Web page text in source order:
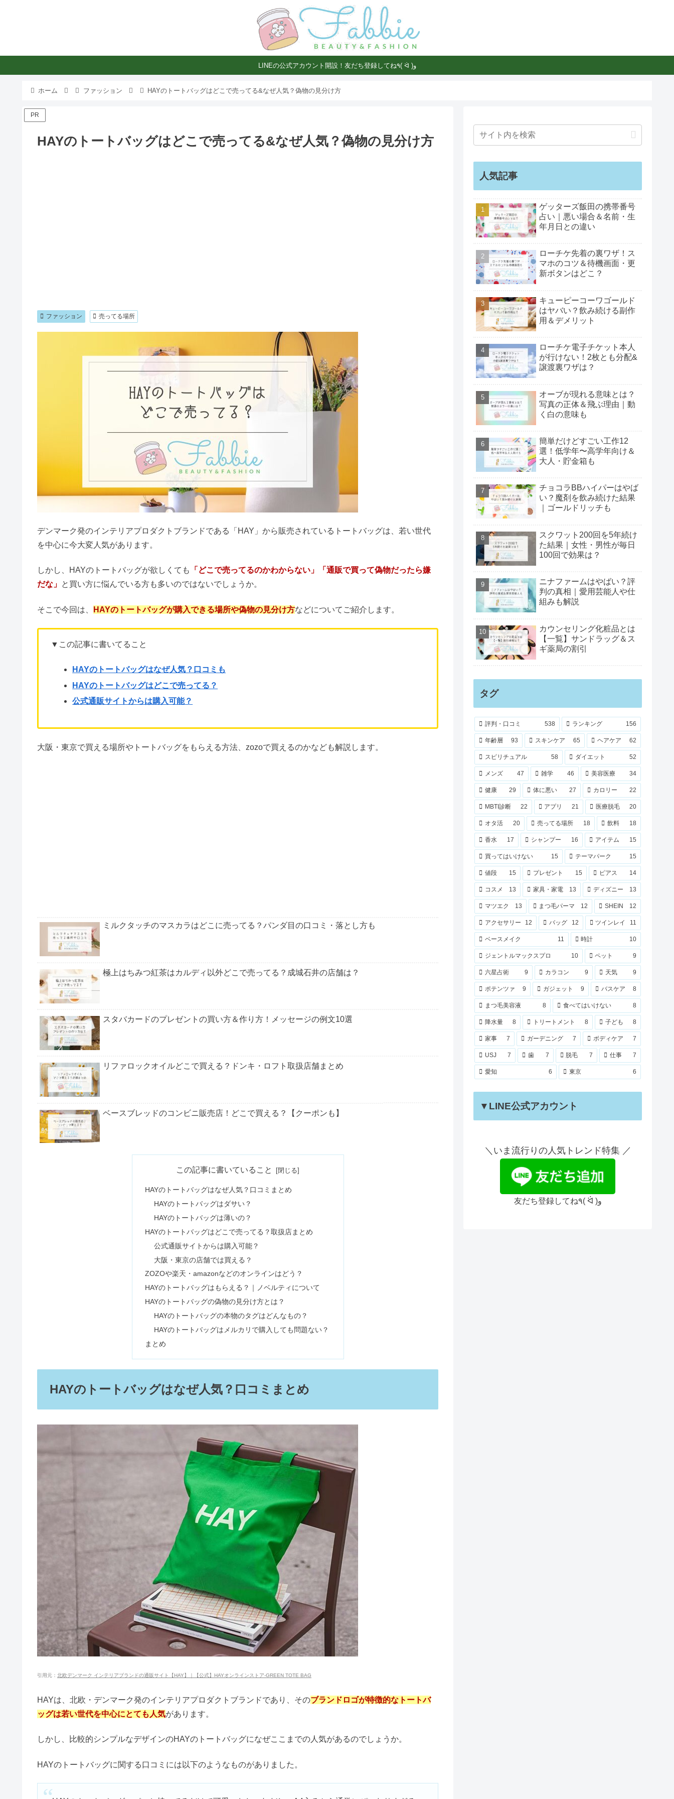
LINEの公式アカウント開設！友だち登録してね٩( ᐛ )و
ホーム ファッション HAYのトートバッグはどこで売ってる&なぜ人気？偽物の見分け方
PR
HAYのトートバッグはどこで売ってる&なぜ人気？偽物の見分け方
ファッション 売ってる場所
デンマーク発のインテリアプロダクトブランドである「HAY」から販売されているトートバッグは、若い世代
を中心に今大変人気があります。
しかし、HAYのトートバッグが欲しくても
「どこで売ってるのかわからない」「通販で買って偽物だったら嫌
だな」 と買い方に悩んでいる方も多いのではないでしょうか。
そこで今回は、 HAYのトートバッグが購入できる場所や偽物の見分け方などについてご紹介します。
▼この記事に書いてること
HAYのトートバッグはなぜ人気？口コミも
HAYのトートバッグはどこで売ってる？
公式通販サイトからは購入可能？
大阪・東京で買える場所やトートバッグをもらえる方法、zozoで買えるのかなども解説します。
ミルクタッチのマスカラはどこに売ってる？パンダ目の口コミ・落とし方も
極上はちみつ紅茶はカルディ以外どこで売ってる？成城石井の店舗は？
スタバカードのプレゼントの買い方＆作り方！メッセージの例文10選
リファロックオイルどこで買える？ドンキ・ロフト取扱店舗まとめ
ベースブレッドのコンビニ販売店！どこで買える？【クーポンも】
グミッツェルはドンキ・コンビニにある？売ってる場所まとめ
急ぎで印鑑を買える場所｜ホームセンター&コンビニで売ってる？
地球グミを売ってる場所はどこ？ドンキ・カルディ・コストコを調査
ネンマクフェイクルージュはどこで売ってる？販売店＆売ってない口コミ
エナジードリンク『ASAP』はまずい？読み方＆売ってる場所【レビュー】
セルライ子はドンキやロフトにある？どこで売ってる&痩せる口コミ
SHIROの香水が売ってる場所！ドンキ・ロフト・Amazonどこで買える？
ライスペーパーの売り場｜どこに売ってる？業務スーパーは？
ハパクリスティンはドンキにある？どこで買える&安全性は？
水グミを売ってる場所！コンビニで売ってないか調べてみた
この記事に書いていること
HAYのトートバッグはなぜ人気？口コミまとめ
HAYのトートバッグはダサい？
HAYのトートバッグは薄いの？
HAYのトートバッグはどこで売ってる？取扱店まとめ
公式通販サイトからは購入可能？
大阪・東京の店舗では買える？
ZOZOや楽天・amazonなどのオンラインはどう？
HAYのトートバッグはもらえる？｜ノベルティについて
HAYのトートバッグの偽物の見分け方とは？
HAYのトートバッグの本物のタグはどんなもの？
HAYのトートバッグはメルカリで購入しても問題ない？
まとめ
HAYのトートバッグはなぜ人気？口コミまとめ
引用元： 北欧デンマーク インテリアブランドの通販サイト【HAY】｜【公式】HAYオンラインストア-GREEN TOTE BAG
HAYは、北欧・デンマーク発のインテリアプロダクトブランドであり、そのブランドロゴが特徴的なトートバ
ッグは若い世代を中心にとても人気があります。
しかし、比較的シンプルなデザインのHAYのトートバッグになぜここまでの人気があるのでしょうか。
HAYのトートバッグに関する口コミには以下のようなものがありました。
人気記事
ゲッターズ飯田の携帯番号
占い｜悪い場合＆名前・生
年月日との違い
ローチケ先着の裏ワザ！ス
マホのコツ＆待機画面・更
新ボタンはどこ？
キューピーコーワゴールド
はヤバい？飲み続ける副作
用＆デメリット
ローチケ電子チケット本人
が行けない！2枚とも分配&
譲渡裏ワザは？
オーブが現れる意味とは？
写真の正体＆飛ぶ理由｜動
く白の意味も
簡単だけどすごい工作12
選！低学年〜高学年向け＆
大人・貯金箱も
チョコラBBハイパーはやば
い？魔剤を飲み続けた結果
｜ゴールドリッチも
スクワット200回を5年続け
た結果｜女性・男性が毎日
100回で効果は？
ニナファームはやばい？評
判の真相｜愛用芸能人や仕
組みも解説
カウンセリング化粧品とは
【一覧】サンドラッグ＆ス
ギ薬局の割引
タグ
評判・口コミ 538 ランキング 156
年齢層 93 スキンケア 65 ヘアケア 62
スピリチュアル 58 ダイエット 52
メンズ 47 雑学 46 美容医療 34
健康 29 体に悪い 27 カロリー 22
MBTI診断 22 アプリ 21 医療脱毛 20
オタ活 20 売ってる場所 18 飲料 18
香水 17 シャンプー 16 アイテム 15
買ってはいけない 15 テーマパーク 15
値段 15 プレゼント 15 ピアス 14
コスメ 13 家具・家電 13 ディズニー 13
マツエク 13 まつ毛パーマ 12 SHEIN 12
アクセサリー 12 バッグ 12 ツインレイ 11
ベースメイク 11 時計 10
ジェントルマックスプロ 10 ペット 9
六星占術 9 カラコン 9 天気 9
ポテンツァ 9 ガジェット 9 バスケア 8
まつ毛美容液 8 食べてはいけない 8
降水量 8 トリートメント 8 子ども 8
家事 7 ガーデニング 7 ボディケア 7
USJ 7 歯 7 脱毛 7 仕事 7
愛知 6 東京 6
▼LINE公式アカウント
＼いま流行りの人気トレンド特集 ／
友だち登録してね٩( ᐛ )و